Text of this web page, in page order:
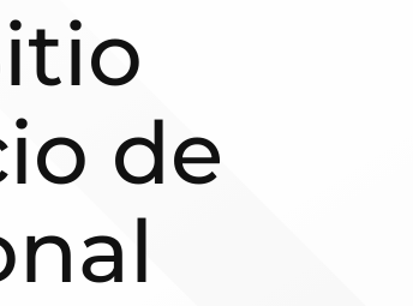
de